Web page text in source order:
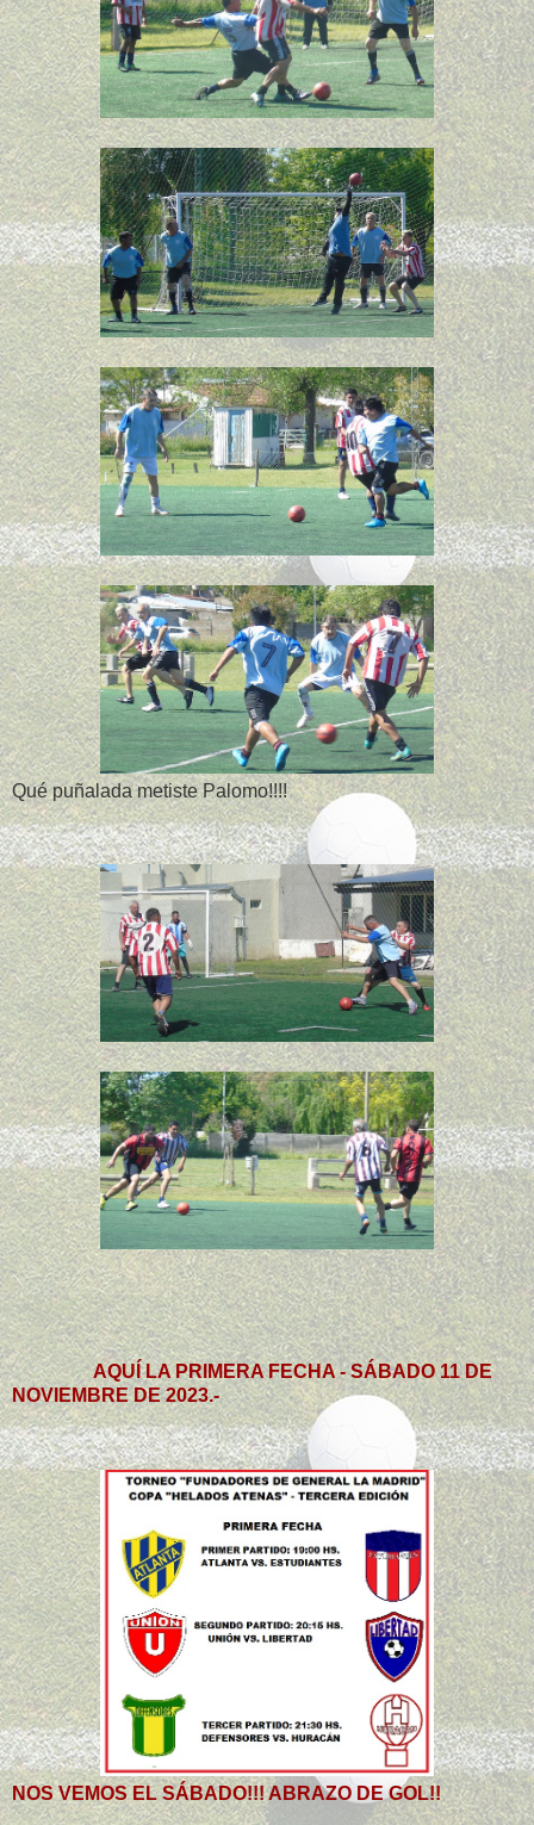
Qué puñalada metiste Palomo!!!!
AQUÍ LA PRIMERA FECHA - SÁBADO 11 DE
NOVIEMBRE DE 2023.-
NOS VEMOS EL SÁBADO!!! ABRAZO DE GOL!!